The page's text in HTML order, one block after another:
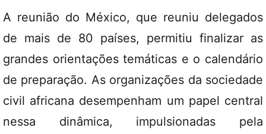
A reunião do México, que reuniu delegados
de mais de 80 países, permitiu finalizar as
grandes orientações temáticas e o calendário
de preparação. As organizações da sociedade
civil africana desempenham um papel central
nessa dinâmica, impulsionadas pela